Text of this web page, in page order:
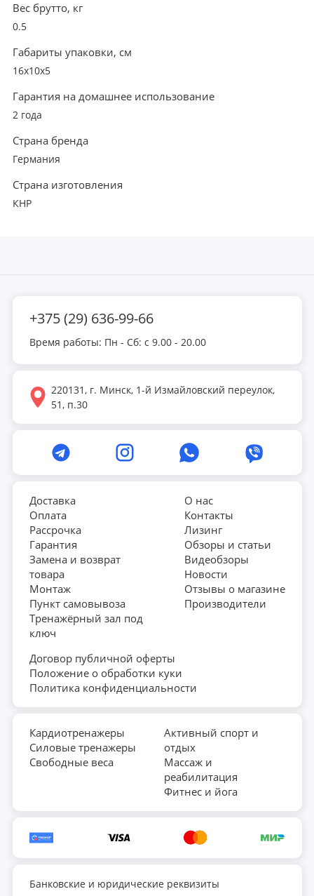
Вес брутто, кг
0.5
Габариты упаковки, см
16x10x5
Гарантия на домашнее использование
2 года
Страна бренда
Германия
Страна изготовления
КНР
+375 (29) 636-99-66
Время работы: Пн - Сб: с 9.00 - 20.00
220131, г. Минск, 1-й Измайловский переулок,
51, п.30
Доставка
Оплата
Рассрочка
Гарантия
Замена и возврат
товара
Монтаж
Пункт самовывоза
Тренажёрный зал под
ключ
О нас
Контакты
Лизинг
Обзоры и статьи
Видеобзоры
Новости
Отзывы о магазине
Производители
Договор публичной оферты
Положение о обработки куки
Политика конфиденциальности
Кардиотренажеры
Силовые тренажеры
Свободные веса
Активный спорт и
отдых
Массаж и
реабилитация
Фитнес и йога
Банковские и юридические реквизиты